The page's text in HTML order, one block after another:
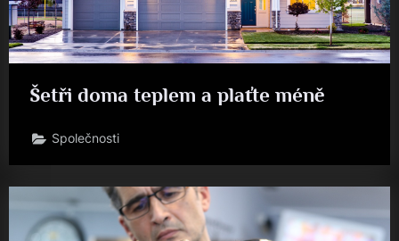
Šetři doma teplem a plaťte méně
Společnosti